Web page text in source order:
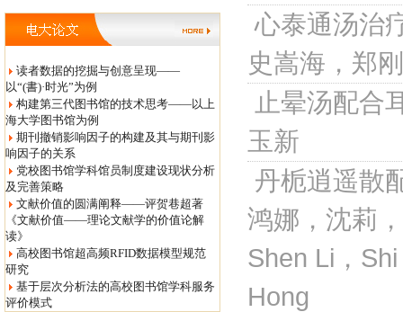
读者数据的挖掘与创意呈现——
以“(書)·时光”为例
构建第三代图书馆的技术思考——以上
海大学图书馆为例
期刊撤销影响因子的构建及其与期刊影
响因子的关系
党校图书馆学科馆员制度建设现状分析
及完善策略
文献价值的圆满阐释——评贺巷超著
《文献价值——理论文献学的价值论解
读》
高校图书馆超高频RFID数据模型规范
研究
基于层次分析法的高校图书馆学科服务
评价模式
心泰通汤治
史嵩海，郑刚
止晕汤配合
玉新
丹栀逍遥散
鸿娜，沈莉
Shen Li，
Hong